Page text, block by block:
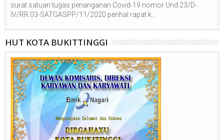
surat satuan tugas penanganan Covid-19 nomor Und.23/D-
IV/RR.03-SATGASPP/11/2020 perihal rapat k...
HUT KOTA BUKITTINGGI